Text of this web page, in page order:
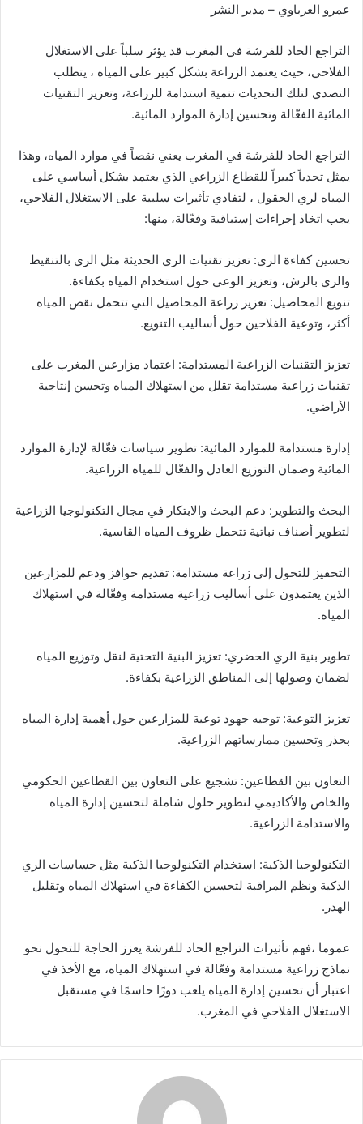
و
ي
ا
عمرو العرباوي – مدير النشر
التراجع الحاد للفرشة في المغرب قد يؤثر سلباً على الاستغلال
الفلاحي، حيث يعتمد الزراعة بشكل كبير على المياه ، يتطلب
التصدي لتلك التحديات تنمية استدامة للزراعة، وتعزيز التقنيات
المائية الفعّالة وتحسين إدارة الموارد المائية.
التراجع الحاد للفرشة في المغرب يعني نقصاً في موارد المياه، وهذا
يمثل تحدياً كبيراً للقطاع الزراعي الذي يعتمد بشكل أساسي على
المياه لري الحقول ، لتفادي تأثيرات سلبية على الاستغلال الفلاحي،
يجب اتخاذ إجراءات إستباقية وفعّالة، منها:
تحسين كفاءة الري: تعزيز تقنيات الري الحديثة مثل الري بالتنقيط
والري بالرش، وتعزيز الوعي حول استخدام المياه بكفاءة.
تنويع المحاصيل: تعزيز زراعة المحاصيل التي تتحمل نقص المياه
أكثر، وتوعية الفلاحين حول أساليب التنويع.
تعزيز التقنيات الزراعية المستدامة: اعتماد مزارعين المغرب على
تقنيات زراعية مستدامة تقلل من استهلاك المياه وتحسن إنتاجية
الأراضي.
إدارة مستدامة للموارد المائية: تطوير سياسات فعّالة لإدارة الموارد
المائية وضمان التوزيع العادل والفعّال للمياه الزراعية.
البحث والتطوير: دعم البحث والابتكار في مجال التكنولوجيا الزراعية
لتطوير أصناف نباتية تتحمل ظروف المياه القاسية.
التحفيز للتحول إلى زراعة مستدامة: تقديم حوافز ودعم للمزارعين
الذين يعتمدون على أساليب زراعية مستدامة وفعّالة في استهلاك
المياه.
تطوير بنية الري الحضري: تعزيز البنية التحتية لنقل وتوزيع المياه
لضمان وصولها إلى المناطق الزراعية بكفاءة.
تعزيز التوعية: توجيه جهود توعية للمزارعين حول أهمية إدارة المياه
بحذر وتحسين ممارساتهم الزراعية.
التعاون بين القطاعين: تشجيع على التعاون بين القطاعين الحكومي
والخاص والأكاديمي لتطوير حلول شاملة لتحسين إدارة المياه
والاستدامة الزراعية.
التكنولوجيا الذكية: استخدام التكنولوجيا الذكية مثل حساسات الري
الذكية ونظم المراقبة لتحسين الكفاءة في استهلاك المياه وتقليل
الهدر.
عموما ،فهم تأثيرات التراجع الحاد للفرشة يعزز الحاجة للتحول نحو
نماذج زراعية مستدامة وفعّالة في استهلاك المياه، مع الأخذ في
اعتبار أن تحسين إدارة المياه يلعب دورًا حاسمًا في مستقبل
الاستغلال الفلاحي في المغرب.